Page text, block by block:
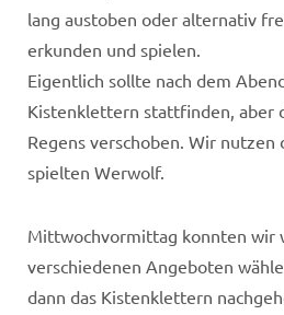
lang austoben oder alternativ
erkunden und spielen.
Eigentlich sollte nach dem
Kistenklettern stattfinden, aber
Regens verschoben. Wir
spielten Werwolf.
Mittwochvormittag konnten wir
verschiedenen Angeboten
dann das Kistenklettern